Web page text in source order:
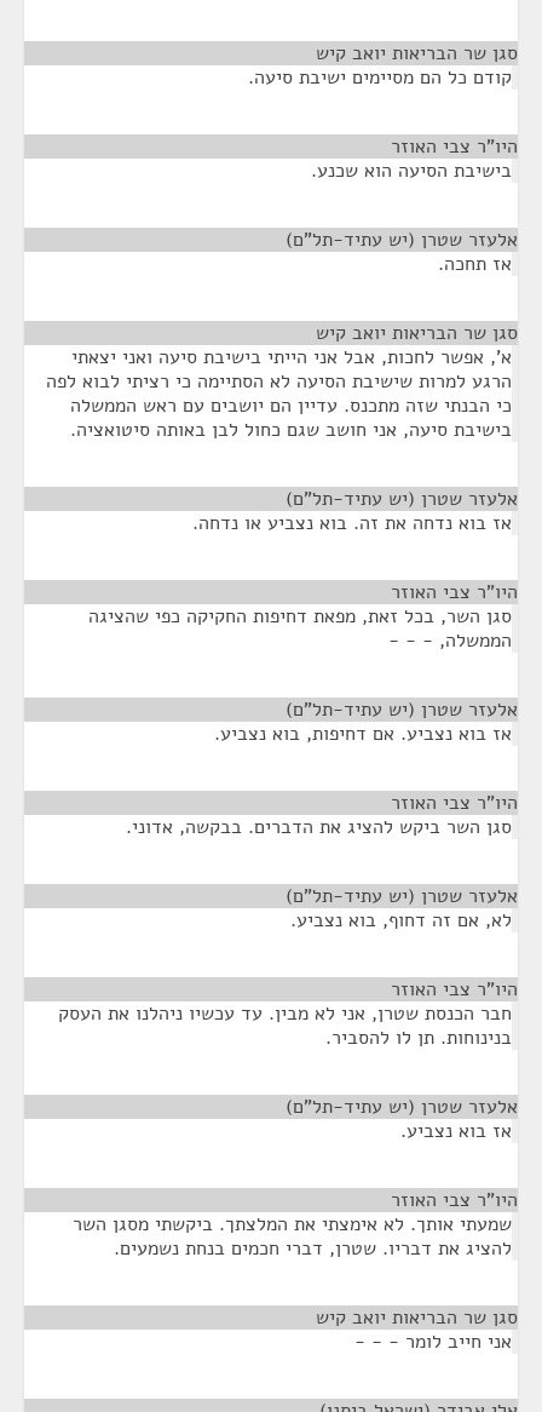
סגן שר הבריאות יואב קיש
קודם כל הם מסיימים ישיבת סיעה.
היו"ר צבי האוזר
בישיבת הסיעה הוא שכנע.
אלעזר שטרן (יש עתיד-תל"ם)
אז תחכה.
סגן שר הבריאות יואב קיש
א', אפשר לחכות, אבל אני הייתי בישיבת סיעה ואני יצאתי
הרגע למרות שישיבת הסיעה לא הסתיימה כי רציתי לבוא לפה
כי הבנתי שזה מתכנס. עדיין הם יושבים עם ראש הממשלה
בישיבת סיעה, אני חושב שגם כחול לבן באותה סיטואציה.
אלעזר שטרן (יש עתיד-תל"ם)
אז בוא נדחה את זה. בוא נצביע או נדחה.
היו"ר צבי האוזר
סגן השר, בכל זאת, מפאת דחיפות החקיקה כפי שהציגה
הממשלה, - - -
אלעזר שטרן (יש עתיד-תל"ם)
אז בוא נצביע. אם דחיפות, בוא נצביע.
היו"ר צבי האוזר
סגן השר ביקש להציג את הדברים. בבקשה, אדוני.
אלעזר שטרן (יש עתיד-תל"ם)
לא, אם זה דחוף, בוא נצביע.
היו"ר צבי האוזר
חבר הכנסת שטרן, אני לא מבין. עד עכשיו ניהלנו את העסק
בנינוחות. תן לו להסביר.
אלעזר שטרן (יש עתיד-תל"ם)
אז בוא נצביע.
היו"ר צבי האוזר
שמעתי אותך. לא אימצתי את המלצתך. ביקשתי מסגן השר
להציג את דבריו. שטרן, דברי חכמים בנחת נשמעים.
סגן שר הבריאות יואב קיש
אני חייב לומר - - -